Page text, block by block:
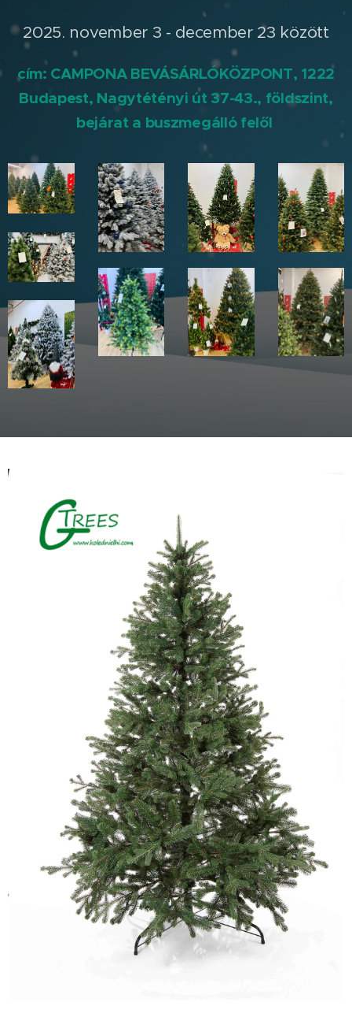
2025. november 3 - december 23 között
cím: CAMPONA BEVÁSÁRLÓKÖZPONT, 1222
Budapest, Nagytétényi út 37-43., földszint,
bejárat a buszmegálló felől